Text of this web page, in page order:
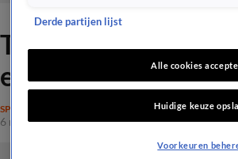
Thomas van
een jaar' aan de
SPRAAKMAKEND
6 nov 2025, 17:13
Derde partijen lijst
Alle cookies
Huidige keuze
Voorkeuren